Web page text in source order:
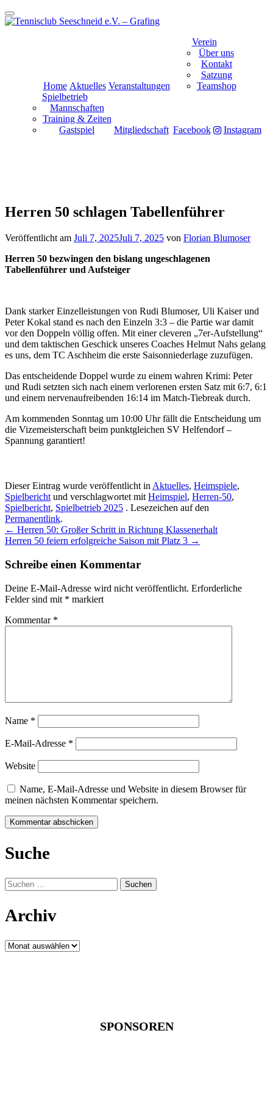
Schalte
Navigation
Home Aktuelles Veranstaltungen
Verein
Über uns
Kontakt
Satzung
Teamshop
Spielbetrieb
Mannschaften
Training & Zeiten
Gastspiel
Mitgliedschaft Facebook Instagram
Herren 50 schlagen Tabellenführer
Veröffentlicht am Juli 7, 2025Juli 7, 2025 von Florian Blumoser
Herren 50 bezwingen den bislang ungeschlagenen
Tabellenführer und Aufsteiger
Dank starker Einzelleistungen von Rudi Blumoser, Uli Kaiser und
Peter Kokal stand es nach den Einzeln 3:3 – die Partie war damit
vor den Doppeln völlig offen. Mit einer cleveren „7er-Aufstellung“
und dem taktischen Geschick unseres Coaches Helmut Nahs gelang
es uns, dem TC Aschheim die erste Saisonniederlage zuzufügen.
Das entscheidende Doppel wurde zu einem wahren Krimi: Peter
und Rudi setzten sich nach einem verlorenen ersten Satz mit 6:7, 6:1
und einem nervenaufreibenden 16:14 im Match-Tiebreak durch.
Am kommenden Sonntag um 10:00 Uhr fällt die Entscheidung um
die Vizemeisterschaft beim punktgleichen SV Helfendorf –
Spannung garantiert!
Dieser Eintrag wurde veröffentlicht in Aktuelles, Heimspiele,
Spielbericht und verschlagwortet mit Heimspiel, Herren-50,
Spielbericht, Spielbetrieb 2025 . Lesezeichen auf den
Permanentlink.
Beitragsnavigation
← Herren 50: Großer Schritt in Richtung Klassenerhalt
Herren 50 feiern erfolgreiche Saison mit Platz 3 →
Schreibe einen Kommentar
Deine E-Mail-Adresse wird nicht veröffentlicht. Erforderliche
Felder sind mit * markiert
Kommentar *
Name *
E-Mail-Adresse *
Website
Name, E-Mail-Adresse und Website in diesem Browser für
meinen nächsten Kommentar speichern.
Suche
Suchen
nach:
Archiv
Archiv
SPONSOREN